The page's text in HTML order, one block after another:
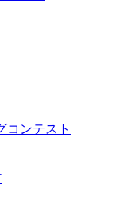
コンテスト